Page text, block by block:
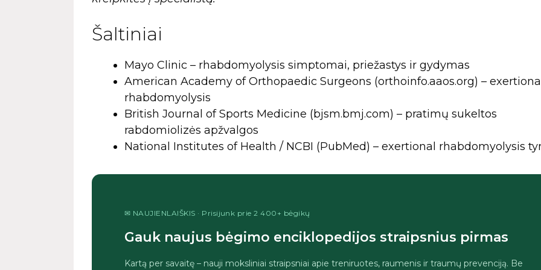
Šaltiniai
Mayo Clinic – rhabdomyolysis simptomai, priežastys ir gydymas
American Academy of Orthopaedic Surgeons (orthoinfo.aaos.org) – exertional
rhabdomyolysis
British Journal of Sports Medicine (bjsm.bmj.com) – pratimų sukeltos
rabdomiolizės apžvalgos
National Institutes of Health / NCBI (PubMed) – exertional rhabdomyolysis
✉ NAUJIENLAIŠKIS · Prisijunk prie 2 400+ bėgikų
Gauk naujus bėgimo enciklopedijos straipsnius pirmas
Kartą per savaitę – nauji moksliniai straipsniai apie treniruotes, raumenis ir traumų prevenciją. Be